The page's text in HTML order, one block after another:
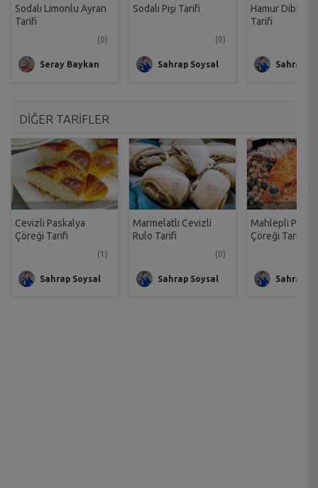
Sodalı Limonlu Ayran
Tarifi
(0)
Seray Baykan
Sodalı Pişi Tarifi
(0)
Sahrap Soysal
Hamur Diblesi -
Tarifi
Sahrap
DİĞER TARİFLER
Cevizli Paskalya
Çöreği Tarifi
(1)
Sahrap Soysal
Marmelatlı Cevizli
Rulo Tarifi
(0)
Sahrap Soysal
Mahlepli
Çöreği Tarifi
Sahrap